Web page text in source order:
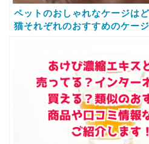
ペットのおしゃれなケージは
猫それぞれのおすすめのケー